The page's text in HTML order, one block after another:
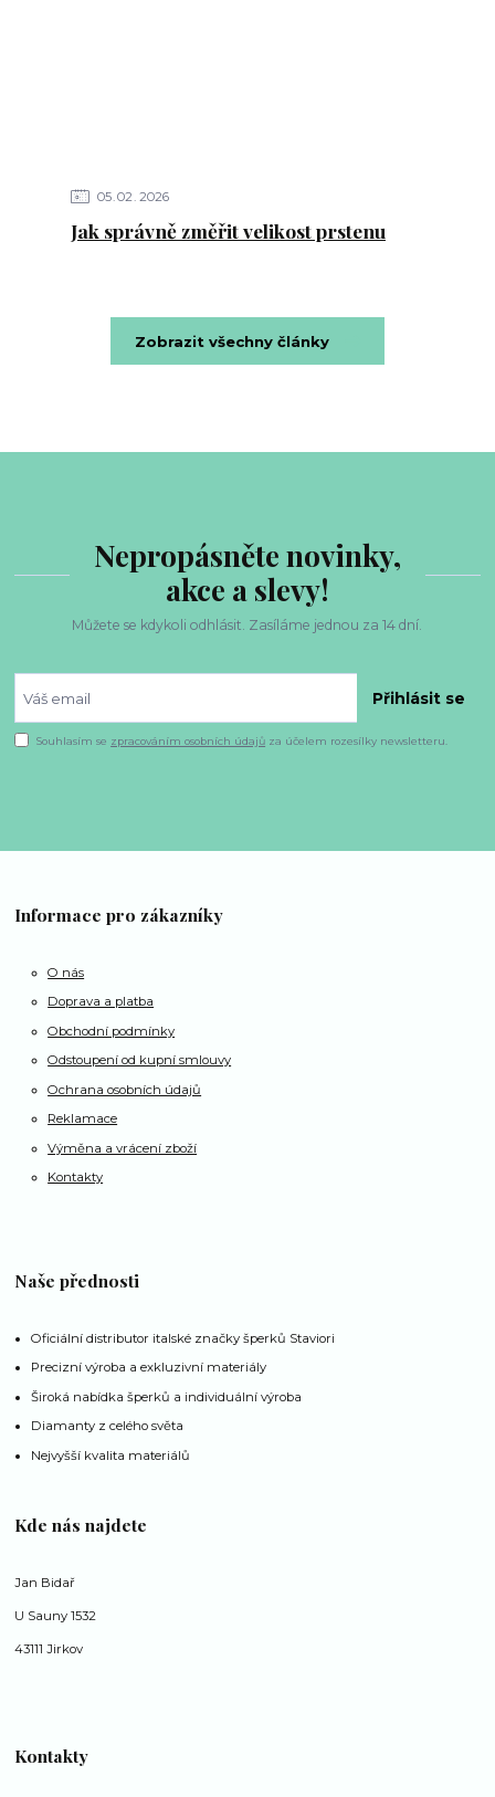
05 02 2026
Jak správně změřit velikost prstenu
Zobrazit všechny články
Nepropásněte novinky,
akce a slevy!
Můžete se kdykoli odhlásit. Zasíláme jednou za 14 dní.
Přihlásit se
Souhlasím se zpracováním osobních údajů za účelem rozesílky newsletteru.
Informace pro zákazníky
O nás
Doprava a platba
Obchodní podmínky
Odstoupení od kupní smlouvy
Ochrana osobních údajů
Reklamace
Výměna a vrácení zboží
Kontakty
Naše přednosti
Oficiální distributor italské značky šperků Staviori
Precizní výroba a exkluzivní materiály
Široká nabídka šperků a individuální výroba
Diamanty z celého světa
Nejvyšší kvalita materiálů
Kde nás najdete
Jan Bidař
U Sauny 1532
43111 Jirkov
Kontakty